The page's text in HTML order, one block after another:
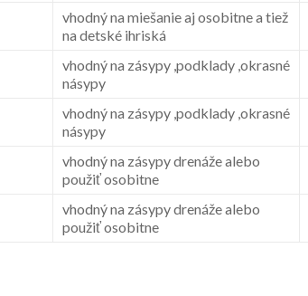
vhodný na miešanie aj osobitne a tiež
na detské ihriská
vhodný na zásypy ,podklady ,okrasné
násypy
vhodný na zásypy ,podklady ,okrasné
násypy
vhodný na zásypy drenáže alebo
použiť osobitne
vhodný na zásypy drenáže alebo
použiť osobitne